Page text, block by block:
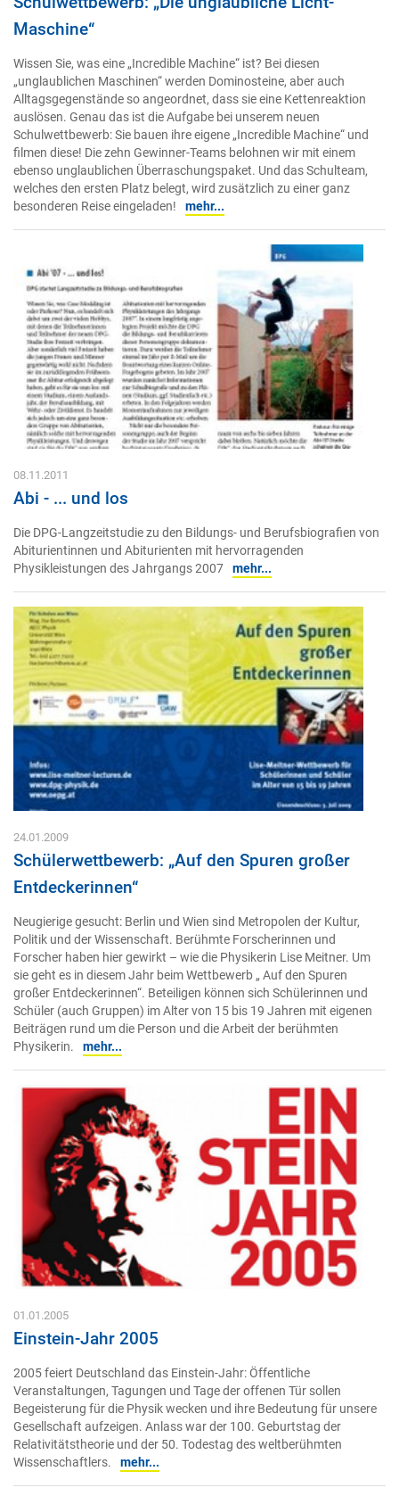
Maschine“
Wissen Sie, was eine „Incredible Machine“ ist? Bei diesen
„unglaublichen Maschinen“ werden Dominosteine, aber auch
Alltagsgegenstände so angeordnet, dass sie eine Kettenreaktion
auslösen. Genau das ist die Aufgabe bei unserem neuen
Schulwettbewerb: Sie bauen ihre eigene „Incredible Machine“ und
filmen diese! Die zehn Gewinner-Teams belohnen wir mit einem
ebenso unglaublichen Überraschungspaket. Und das Schulteam,
welches den ersten Platz belegt, wird zusätzlich zu einer ganz
besonderen Reise eingeladen!
mehr...
08.11.2011
Abi - ... und los
Die DPG-Langzeitstudie zu den Bildungs- und Berufsbiografien von
Abiturientinnen und Abiturienten mit hervorragenden
Physikleistungen des Jahrgangs 2007 mehr...
24.01.2009
Schülerwettbewerb: „Auf den Spuren großer
Entdeckerinnen“
Neugierige gesucht: Berlin und Wien sind Metropolen der Kultur,
Politik und der Wissenschaft. Berühmte Forscherinnen und
Forscher haben hier gewirkt – wie die Physikerin Lise Meitner. Um
sie geht es in diesem Jahr beim Wettbewerb „ Auf den Spuren
großer Entdeckerinnen“. Beteiligen können sich Schülerinnen und
Schüler (auch Gruppen) im Alter von 15 bis 19 Jahren mit eigenen
Beiträgen rund um die Person und die Arbeit der berühmten
Physikerin.
mehr...
01.01.2005
Einstein-Jahr 2005
2005 feiert Deutschland das Einstein-Jahr: Öffentliche
Veranstaltungen, Tagungen und Tage der offenen Tür sollen
Begeisterung für die Physik wecken und ihre Bedeutung für unsere
Gesellschaft aufzeigen. Anlass war der 100. Geburtstag der
Relativitätstheorie und der 50. Todestag des weltberühmten
Wissenschaftlers.
mehr...